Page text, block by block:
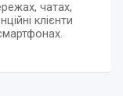
чатах,
клієнти